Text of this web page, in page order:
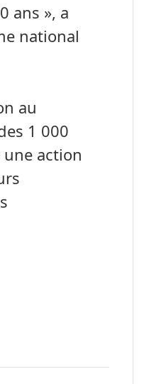
ans », a
national
au
1 000
action